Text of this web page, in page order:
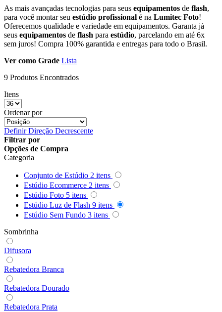
NEEWER
NiceFoto
NingBo Bolun
Photo Facility
Quenox
Ripoint
Sekonic
Selens
Shimbol
Sirui
Smallrig
Sokani
Somita
As mais avançadas tecnologias para seus equipamentos de flash,
para você montar seu estúdio profissional é na Lumitec Foto!
Oferecemos qualidade e variedade em equipamentos. Garanta já
seus equipamentos de flash para estúdio, parcelando em até 6x
sem juros! Compra 100% garantida e entregas para todo o Brasil.
Ver como Grade Lista
9 Produtos Encontrados
Itens
Ordenar por
Definir Direção Decrescente
Filtrar por
Opções de Compra
Categoria
Conjunto de Estúdio 2 itens
Estúdio Ecommerce 2 itens
Estúdio Foto 5 itens
Estúdio Luz de Flash 9 itens
Estúdio Sem Fundo 3 itens
Sombrinha
Difusora
Rebatedora Branca
Rebatedora Dourado
Rebatedora Prata